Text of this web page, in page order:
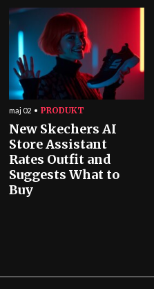
maj 02 PRODUKT
New Skechers AI
Store Assistant
Rates Outfit and
Suggests What to
Buy